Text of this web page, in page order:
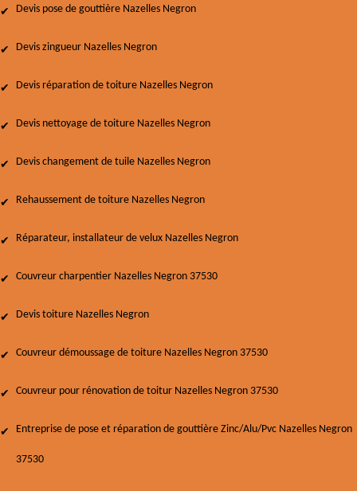
Devis pose de gouttière Nazelles Negron
Devis zingueur Nazelles Negron
Devis réparation de toiture Nazelles Negron
Devis nettoyage de toiture Nazelles Negron
Devis changement de tuile Nazelles Negron
Rehaussement de toiture Nazelles Negron
Réparateur, installateur de velux Nazelles Negron
Couvreur charpentier Nazelles Negron 37530
Devis toiture Nazelles Negron
Couvreur démoussage de toiture Nazelles Negron 37530
Couvreur pour rénovation de toitur Nazelles Negron 37530
Entreprise de pose et réparation de gouttière Zinc/Alu/Pvc Nazelles Negron
37530